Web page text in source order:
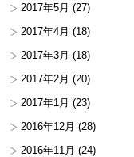
2017年5月 (27)
2017年4月 (18)
2017年3月 (18)
2017年2月 (20)
2017年1月 (23)
2016年12月 (28)
2016年11月 (24)